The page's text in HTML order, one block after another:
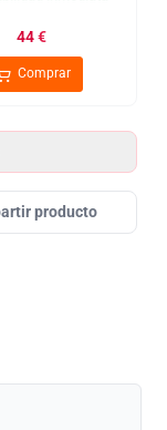
44€
Comprar
producto